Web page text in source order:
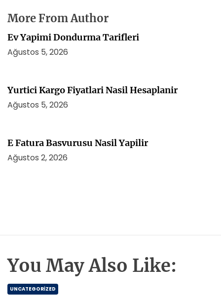
More From Author
Ev Yapimi Dondurma Tarifleri
Ağustos 5, 2026
Yurtici Kargo Fiyatlari Nasil Hesaplanir
Ağustos 5, 2026
E Fatura Basvurusu Nasil Yapilir
Ağustos 2, 2026
You May Also Like:
UNCATEGORIZED